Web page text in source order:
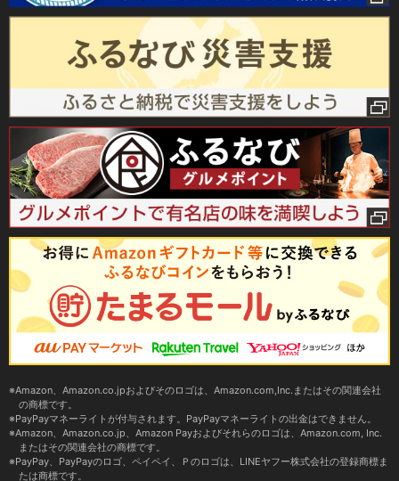
Amazon、Amazon.co.jpおよびそのロゴは、Amazon.com,Inc.またはその関連会社
の商標です。
PayPayマネーライトが付与されます。PayPayマネーライトの出金はできません。
Amazon、Amazon.co.jp、Amazon Payおよびそれらのロゴは、Amazon.com, Inc.
またはその関連会社の商標です。
PayPay、PayPayのロゴ、ペイペイ、Ｐのロゴは、LINEヤフー株式会社の登録商標ま
たは商標です。